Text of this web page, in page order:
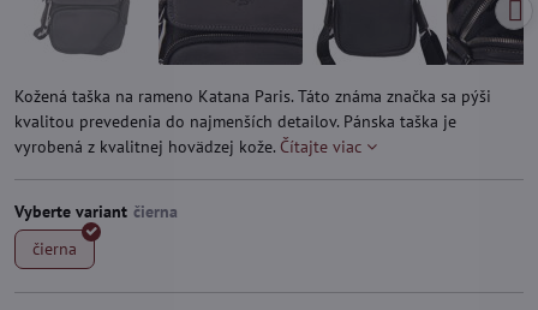
Kožená taška na rameno Katana Paris. Táto známa značka sa pýši
kvalitou prevedenia do najmenších detailov. Pánska taška je
vyrobená z kvalitnej hovädzej kože. Čítajte viac
Vyberte variant
čierna